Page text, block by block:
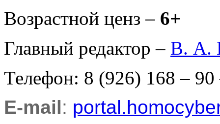
Возрастной ценз – 6+
Главный редактор – В. А.
Телефон: 8 (926) 168 – 90
E-mail: